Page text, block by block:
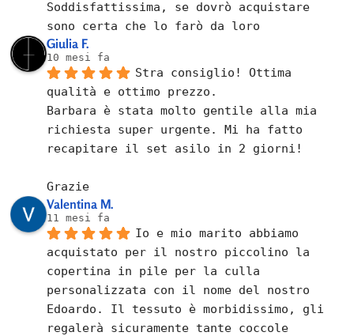
Soddisfattissima, se dovrò acquistare
sono certa che lo farò da loro
Giulia F.
10 mesi fa
Stra consiglio! Ottima
qualità e ottimo prezzo.
Barbara è stata molto gentile alla mia
richiesta super urgente. Mi ha fatto
recapitare il set asilo in 2 giorni!
Grazie
Valentina M.
11 mesi fa
Io e mio marito abbiamo
acquistato per il nostro piccolino la
copertina in pile per la culla
personalizzata con il nome del nostro
Edoardo. Il tessuto è morbidissimo, gli
regalerà sicuramente tante coccole